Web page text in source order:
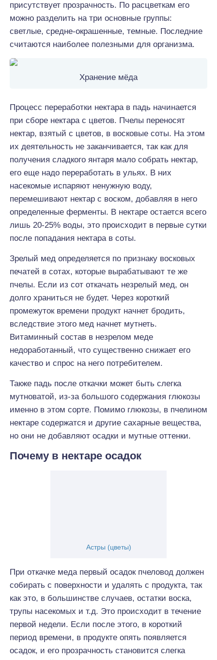
присутствует прозрачность. По расцветкам его
можно разделить на три основные группы:
светлые, средне-окрашенные, темные. Последние
считаются наиболее полезными для организма.
Хранение мёда
Процесс переработки нектара в падь начинается
при сборе нектара с цветов. Пчелы переносят
нектар, взятый с цветов, в восковые соты. На этом
их деятельность не заканчивается, так как для
получения сладкого янтаря мало собрать нектар,
его еще надо переработать в ульях. В них
насекомые испаряют ненужную воду,
перемешивают нектар с воском, добавляя в него
определенные ферменты. В нектаре остается всего
лишь 20-25% воды, это происходит в первые сутки
после попадания нектара в соты.
Зрелый мед определяется по признаку восковых
печатей в сотах, которые вырабатывают те же
пчелы. Если из сот откачать незрелый мед, он
долго храниться не будет. Через короткий
промежуток времени продукт начнет бродить,
вследствие этого мед начнет мутнеть.
Витаминный состав в незрелом меде
недоработанный, что существенно снижает его
качество и спрос на него потребителем.
Также падь после откачки может быть слегка
мутноватой, из-за большого содержания глюкозы
именно в этом сорте. Помимо глюкозы, в пчелином
нектаре содержатся и другие сахарные вещества,
но они не добавляют осадки и мутные оттенки.
Почему в нектаре осадок
Астры (цветы)
При откачке меда первый осадок пчеловод должен
собирать с поверхности и удалять с продукта, так
как это, в большинстве случаев, остатки воска,
трупы насекомых и т.д. Это происходит в течение
первой недели. Если после этого, в короткий
период времени, в продукте опять появляется
осадок, и его прозрачность становится слегка